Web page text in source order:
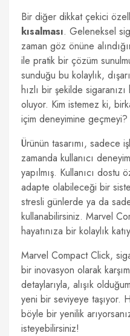
Bir diğer dikkat çekici
kısalması. Geleneksel
zaman göz önüne
ile pratik bir çözüm
sunduğu bu kolaylık,
hızlı bir şekilde sigaranızı
oluyor. Kim istemez ki,
içim deneyimine geçmeyi?
Ürünün tasarımı, sadece
zamanda kullanıcı
yapılmış. Kullanıcı dostu
adapte olabileceği bir
stresli günlerde ya da
kullanabilirsiniz. Marvel
hayatınıza bir kolaylık
Marvel Compact Click,
bir inovasyon olarak
detaylarıyla, alışık
yeni bir seviyeye taşıyor.
böyle bir yenilik
isteyebilirsiniz!